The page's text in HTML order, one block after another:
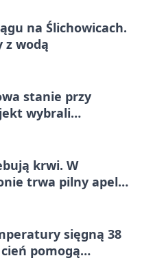
na Ślichowicach.
z wodą
stanie przy
wybrali
krwi. W
trwa pilny apel
sięgną 38
pomogą